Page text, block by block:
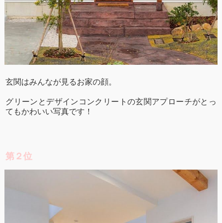
玄関はみんなが見るお家の顔。
グリーンとデザインコンクリートの玄関アプローチがとっ
てもかわいい写真です！
第２位